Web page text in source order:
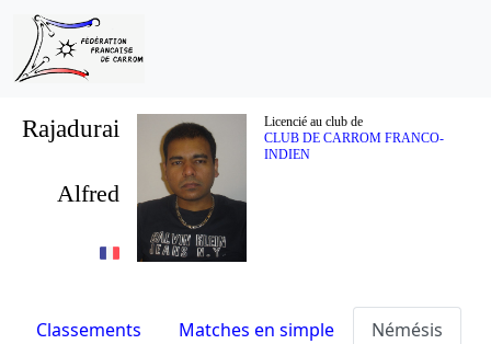
Rajadurai
Licencié au club de
CLUB DE CARROM FRANCO-
INDIEN
Alfred
Classements Matches en simple Némésis